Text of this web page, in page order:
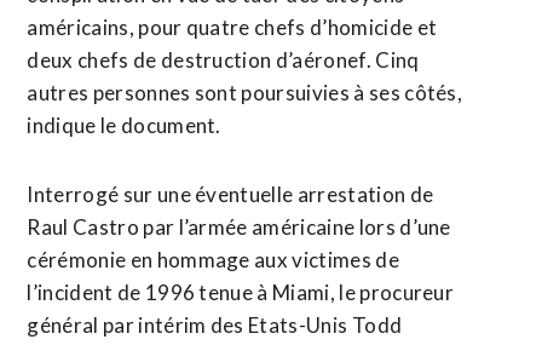
américains, pour quatre chefs d’homicide et
deux chefs de destruction d’aéronef. Cinq
autres personnes sont poursuivies à ses côtés,
indique le document.
Interrogé sur une éventuelle arrestation de
Raul Castro par l’armée américaine lors d’une
cérémonie en hommage aux victimes de
l’incident de 1996 tenue à Miami, le procureur
général par intérim des Etats-Unis ⁠Todd